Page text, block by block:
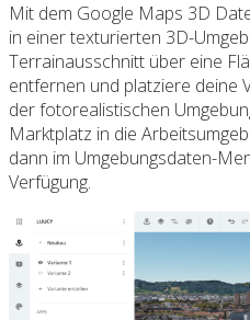
Mit dem Google Maps 3D
in einer texturierten 3D-
Terrainausschnitt über eine
entfernen und platziere deine
der fotorealistischen
Marktplatz in die
dann im Umgebungsdaten-
Verfügung.